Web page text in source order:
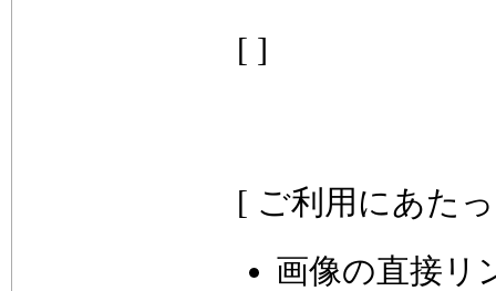
[ ]
[ ご利用にあた
画像の直接リ